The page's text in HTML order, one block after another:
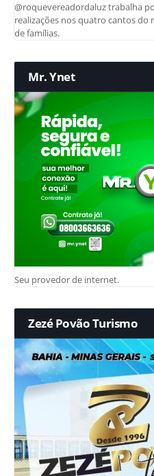
@roquevereadordaluz trabalha
realizações nos quatro cantos
de famílias.
Mr. Ynet
Seu provedor de internet.
Zezé Povão Turismo